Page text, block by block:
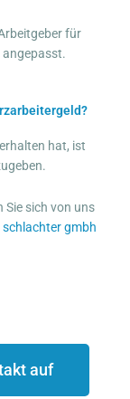
für
hat, ist
Sie sich von uns
schlachter gmbh
auf